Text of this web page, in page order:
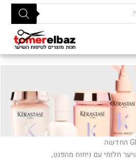
חלומי עם ניחוח מהפנט,